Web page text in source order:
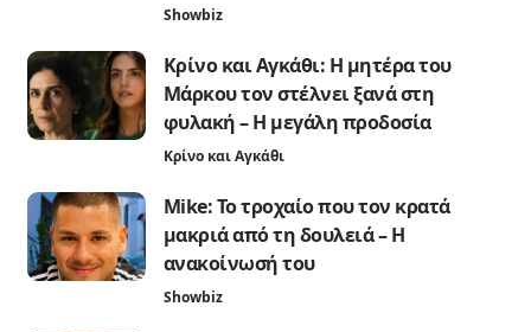
Showbiz
Κρίνο και Αγκάθι: Η μητέρα του
Μάρκου τον στέλνει ξανά στη
φυλακή – Η μεγάλη προδοσία
Κρίνο και Αγκάθι
Mike: Το τροχαίο που τον κρατά
μακριά από τη δουλειά – Η
ανακοίνωσή του
Showbiz